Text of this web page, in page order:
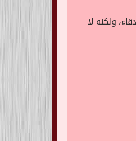
ولكنه لا